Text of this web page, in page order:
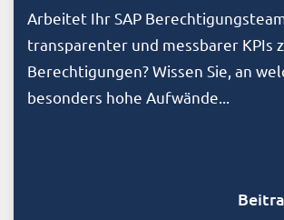
Arbeitet Ihr SAP
transparenter und messbarer KPIs
Berechtigungen? Wissen Sie, an
besonders hohe Aufwände...